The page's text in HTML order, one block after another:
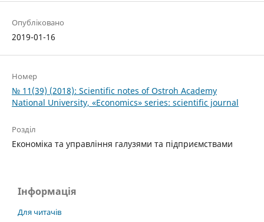
Опубліковано
2019-01-16
Номер
№ 11(39) (2018): Scientific notes of Ostroh Academy
National University, «Economics» series: scientific journal
Розділ
Економіка та управління галузями та підприємствами
Інформація
Для читачів